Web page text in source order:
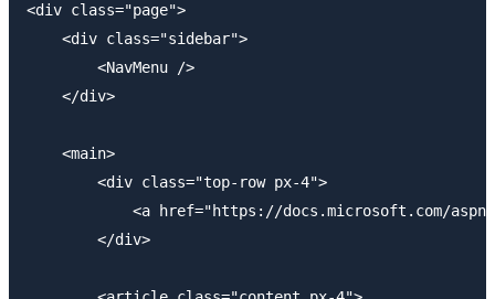
<div class="page">
    <div class="sidebar">
        <NavMenu />
    </div>
    <main>
        <div class="top-row px-4">
<a href="https://docs.microsoft.com/
        </div>